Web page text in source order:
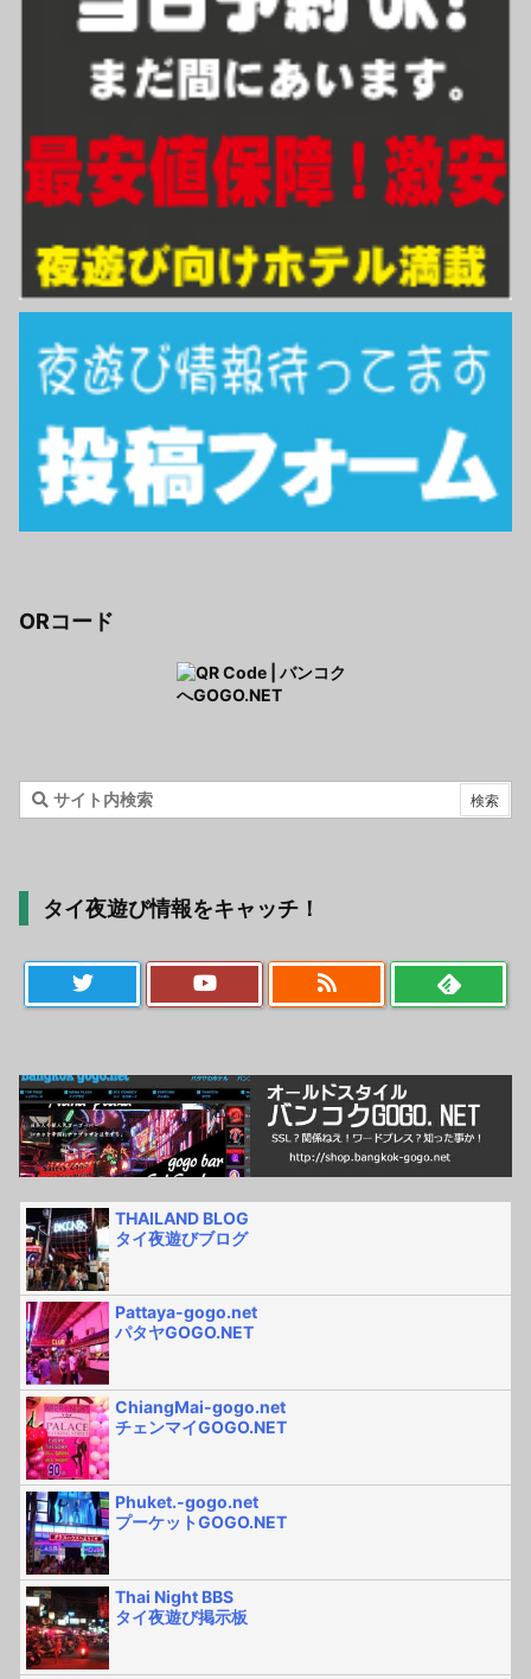
ORコード
タイ夜遊び情報をキャッチ！
THAILAND BLOG
タイ夜遊びブログ
Pattaya-gogo.net
パタヤGOGO.NET
ChiangMai-gogo.net
チェンマイGOGO.NET
Phuket.-gogo.net
プーケットGOGO.NET
Thai Night BBS
タイ夜遊び掲示板